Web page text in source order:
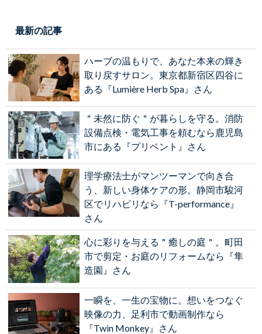
最新の記事
ハーブの温もりで、あなた本来の輝き
取り戻すサロン。東京都新宿区四谷に
ある『Lumière Herb Spa』さん
＂未然に防ぐ＂が暮らしを守る。消防
設備点検・電気工事を頼むなら鹿児島
市にある『プリベント』さん
理学療法士がマンツーマンで向き合
う、新しい身体ケアの形。静岡市駿河
区でリハビリなら『T-performance』
さん
心に彩りを与える＂癒しの庭＂。町田
市で剪定・お庭のリフォームなら『隼
造園』さん
一瞬を、一生の宝物に。想いをつなぐ
映像の力、足利市で動画制作なら
『Twin Monkey』さん